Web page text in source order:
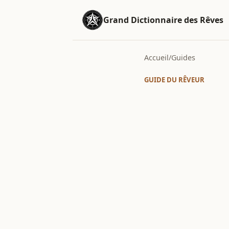
Grand Dictionnaire des Rêves
Accueil/Guides
GUIDE DU RÊVEUR